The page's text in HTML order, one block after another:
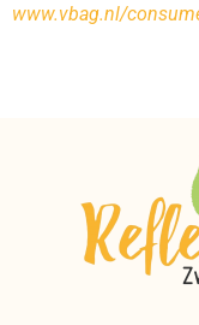
www.vbag.nl/